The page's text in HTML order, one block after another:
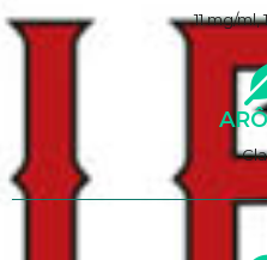
11 mg/ml,